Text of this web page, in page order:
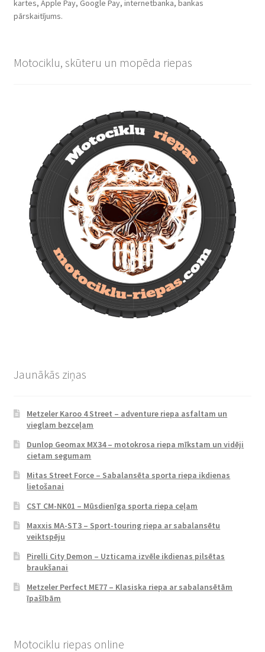
kartes, Apple Pay, Google Pay, internetbanka, bankas
pārskaitījums.
Motociklu, skūteru un mopēda riepas
Jaunākās ziņas
Metzeler Karoo 4 Street – adventure riepa asfaltam un
vieglam bezceļam
Dunlop Geomax MX34 – motokrosa riepa mīkstam un vidēji
cietam segumam
Mitas Street Force – Sabalansēta sporta riepa ikdienas
lietošanai
CST CM-NK01 – Mūsdienīga sporta riepa ceļam
Maxxis MA-ST3 – Sport-touring riepa ar sabalansētu
veiktspēju
Pirelli City Demon – Uzticama izvēle ikdienas pilsētas
braukšanai
Metzeler Perfect ME77 – Klasiska riepa ar sabalansētām
īpašībām
Motociklu riepas online